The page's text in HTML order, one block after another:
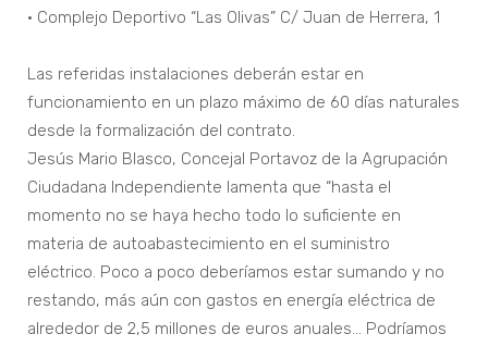
• Complejo Deportivo “Las Olivas” C/ Juan de Herrera, 1
Las referidas instalaciones deberán estar en
funcionamiento en un plazo máximo de 60 días naturales
desde la formalización del contrato.
Jesús Mario Blasco, Concejal Portavoz de la Agrupación
Ciudadana Independiente lamenta que “hasta el
momento no se haya hecho todo lo suficiente en
materia de autoabastecimiento en el suministro
eléctrico. Poco a poco deberíamos estar sumando y no
restando, más aún con gastos en energía eléctrica de
alrededor de 2,5 millones de euros anuales… Podríamos